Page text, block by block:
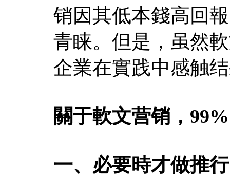
销因其低本錢高回
青睐。但是，虽然
企業在實践中感触
關于軟文营销，
一、必要時才做推行